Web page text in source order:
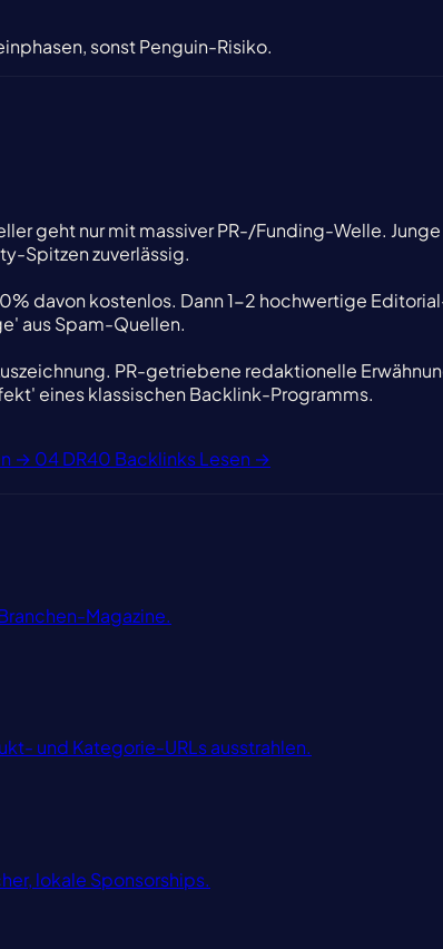
sonst Penguin-Risiko.
geht nur mit massiver PR-/Funding-Welle.
Spitzen zuverlässig.
davon kostenlos. Dann 1-2 hochwertige
aus Spam-Quellen.
PR-getriebene redaktionelle
eines klassischen Backlink-Programms.
→ 04DR40 BacklinksLesen →
Magazine.
und Kategorie-URLs ausstrahlen.
lokale Sponsorships.